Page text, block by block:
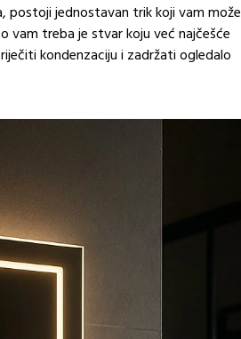
postoji jednostavan trik koji vam može
vam treba je stvar koju već najčešće
kondenzaciju i zadržati ogledalo